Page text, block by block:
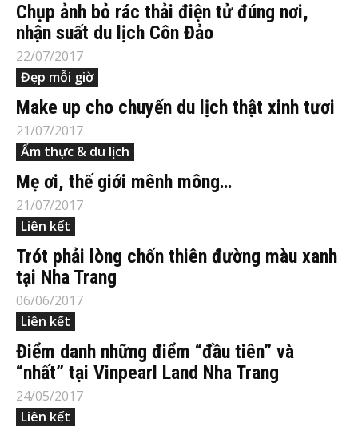
Chụp ảnh bỏ rác thải điện tử đúng nơi,
nhận suất du lịch Côn Đảo
22/07/2017
Đẹp mỗi giờ
Make up cho chuyến du lịch thật xinh tươi
21/07/2017
Ẩm thực & du lịch
Mẹ ơi, thế giới mênh mông…
21/07/2017
Liên kết
Trót phải lòng chốn thiên đường màu xanh
tại Nha Trang
06/06/2017
Liên kết
Điểm danh những điểm “đầu tiên” và
“nhất” tại Vinpearl Land Nha Trang
24/05/2017
Liên kết